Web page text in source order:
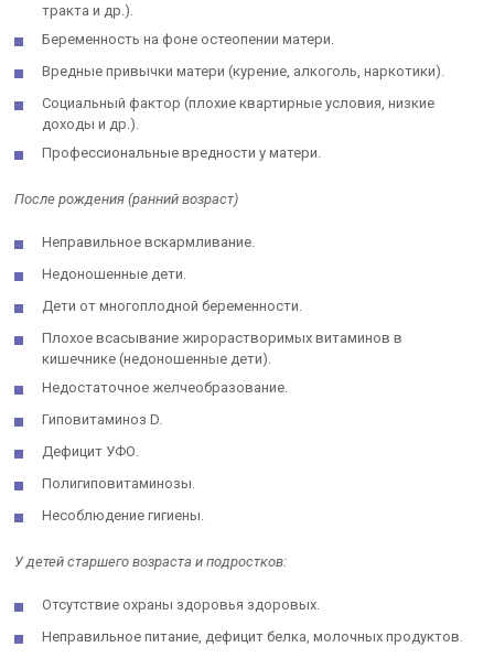
тракта и др.).
Беременность на фоне остеопении матери.
Вредные привычки матери (курение, алкоголь, наркотики).
Социальный фактор (плохие квартирные условия, низкие
доходы и др.).
Профессиональные вредности у матери.
После рождения (ранний возраст)
Неправильное вскармливание.
Недоношенные дети.
Дети от многоплодной беременности.
Плохое всасывание жирорастворимых витаминов в
кишечнике (недоношенные дети).
Недостаточное желчеобразование.
Гиповитаминоз D.
Дефицит УФО.
Полигиповитаминозы.
Несоблюдение гигиены.
У детей старшего возраста и подростков:
Отсутствие охраны здоровья здоровых.
Неправильное питание, дефицит белка, молочных продуктов.